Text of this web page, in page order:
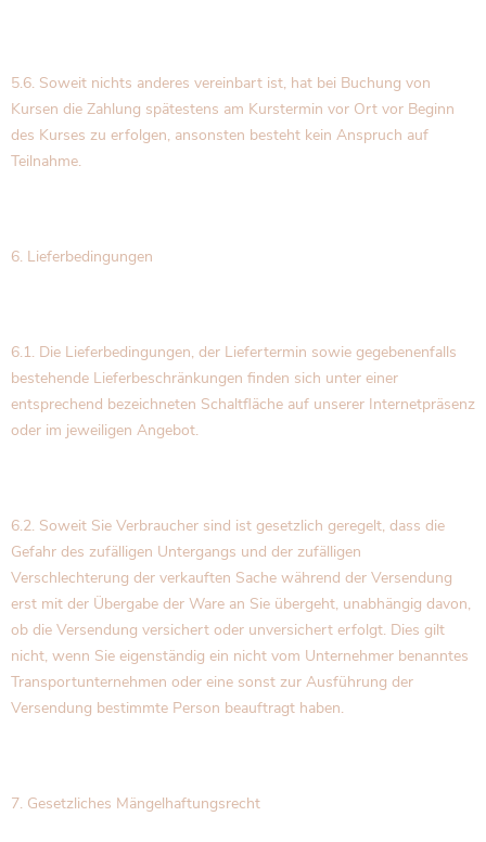
5.6. Soweit nichts anderes vereinbart ist, hat bei Buchung von
Kursen die Zahlung spätestens am Kurstermin vor Ort vor Beginn
des Kurses zu erfolgen, ansonsten besteht kein Anspruch auf
Teilnahme.
6. Lieferbedingungen
6.1. Die Lieferbedingungen, der Liefertermin sowie gegebenenfalls
bestehende Lieferbeschränkungen finden sich unter einer
entsprechend bezeichneten Schaltfläche auf unserer Internetpräsenz
oder im jeweiligen Angebot.
6.2. Soweit Sie Verbraucher sind ist gesetzlich geregelt, dass die
Gefahr des zufälligen Untergangs und der zufälligen
Verschlechterung der verkauften Sache während der Versendung
erst mit der Übergabe der Ware an Sie übergeht, unabhängig davon,
ob die Versendung versichert oder unversichert erfolgt. Dies gilt
nicht, wenn Sie eigenständig ein nicht vom Unternehmer benanntes
Transportunternehmen oder eine sonst zur Ausführung der
Versendung bestimmte Person beauftragt haben.
7. Gesetzliches Mängelhaftungsrecht